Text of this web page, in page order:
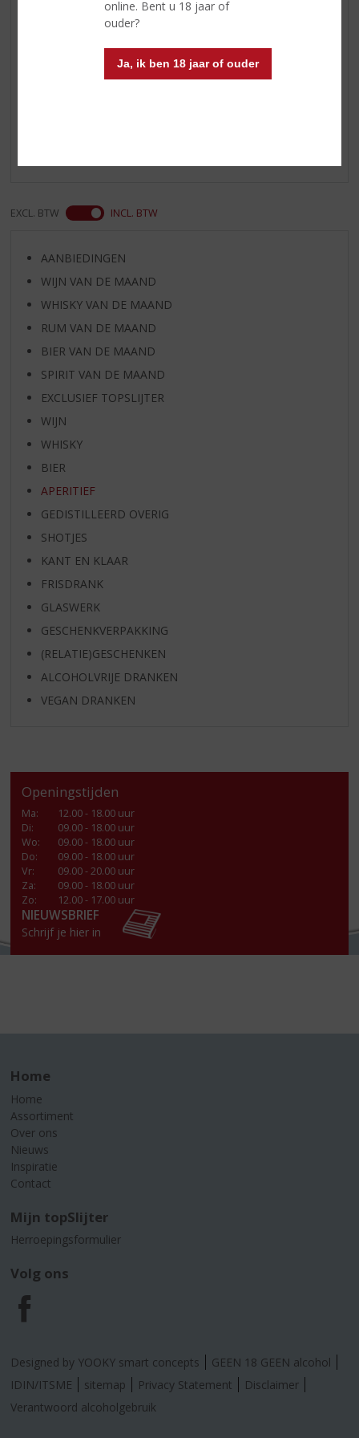
online. Bent u 18 jaar of
ouder?
Ja, ik ben 18 jaar of ouder
of als longdrink (met tonic, ijs en
EXCL. BTW INCL. BTW
AANBIEDINGEN
WIJN VAN DE MAAND
WHISKY VAN DE MAAND
RUM VAN DE MAAND
BIER VAN DE MAAND
SPIRIT VAN DE MAAND
EXCLUSIEF TOPSLIJTER
WIJN
WHISKY
BIER
APERITIEF
GEDISTILLEERD OVERIG
SHOTJES
KANT EN KLAAR
FRISDRANK
GLASWERK
GESCHENKVERPAKKING
(RELATIE)GESCHENKEN
ALCOHOLVRIJE DRANKEN
VEGAN DRANKEN
Openingstijden
Ma:
12.00 - 18.00 uur
Di:
09.00 - 18.00 uur
Wo:
09.00 - 18.00 uur
Do:
09.00 - 18.00 uur
Vr:
09.00 - 20.00 uur
Za:
09.00 - 18.00 uur
Zo:
12.00 - 17.00 uur
NIEUWSBRIEF
Schrijf je hier in
Home
Home
Assortiment
Over ons
Nieuws
Inspiratie
Contact
Mijn topSlijter
Herroepingsformulier
Volg ons
F
a
c
Designed by YOOKY smart concepts
GEEN 18 GEEN alcohol
IDIN/ITSME
sitemap Privacy Statement
Disclaimer
Verantwoord alcoholgebruik